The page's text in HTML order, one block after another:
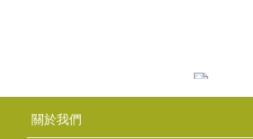
關於我們